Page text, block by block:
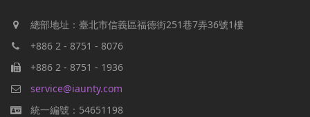
總部地址：臺北市信義區福德街251巷7弄36號1樓
+886 2 - 8751 - 8076
+886 2 - 8751 - 1936
service@iaunty.com
統一編號：54651198